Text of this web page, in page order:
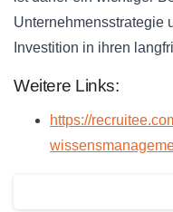
Unternehmensstrategie
Investition in ihren
Weitere Links:
https://